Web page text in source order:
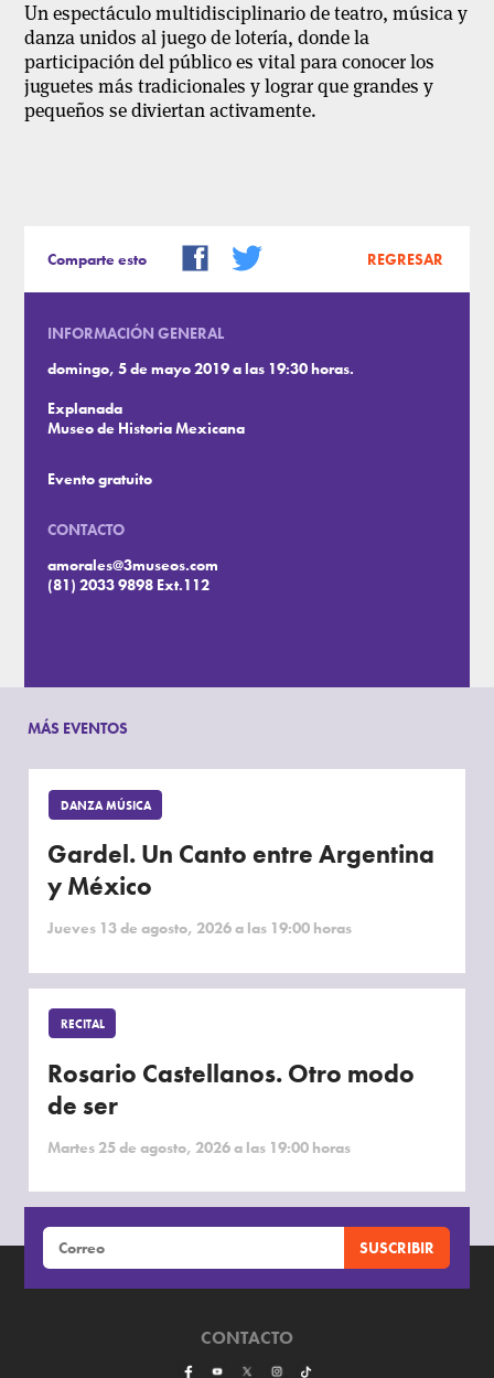
Un espectáculo multidisciplinario de teatro, música y
danza unidos al juego de lotería, donde la
participación del público es vital para conocer los
juguetes más tradicionales y lograr que grandes y
pequeños se diviertan activamente.
Comparte esto REGRESAR
INFORMACIÓN GENERAL
domingo, 5 de mayo 2019 a las 19:30 horas.
Explanada
Museo de Historia Mexicana
Evento gratuito
CONTACTO
amorales@3museos.com
(81) 2033 9898 Ext.112
MÁS EVENTOS
DANZA MÚSICA
Gardel. Un Canto entre Argentina
y México
Jueves 13 de agosto, 2026 a las 19:00 horas
RECITAL
Rosario Castellanos. Otro modo
de ser
Martes 25 de agosto, 2026 a las 19:00 horas
CONTACTO